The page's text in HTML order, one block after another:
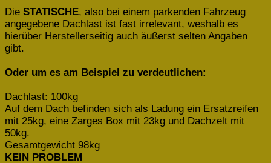
Die STATISCHE, also bei einem parkenden Fahrzeug
angegebene Dachlast ist fast irrelevant, weshalb es
hierüber Herstellerseitig auch äußerst selten Angaben
gibt.
Oder um es am Beispiel zu verdeutlichen:
Dachlast: 100kg
Auf dem Dach befinden sich als Ladung ein Ersatzreifen
mit 25kg, eine Zarges Box mit 23kg und Dachzelt mit
50kg.
Gesamtgewicht 98kg
KEIN PROBLEM